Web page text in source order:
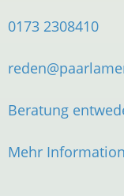
0173 2308410
Beratung
Mehr